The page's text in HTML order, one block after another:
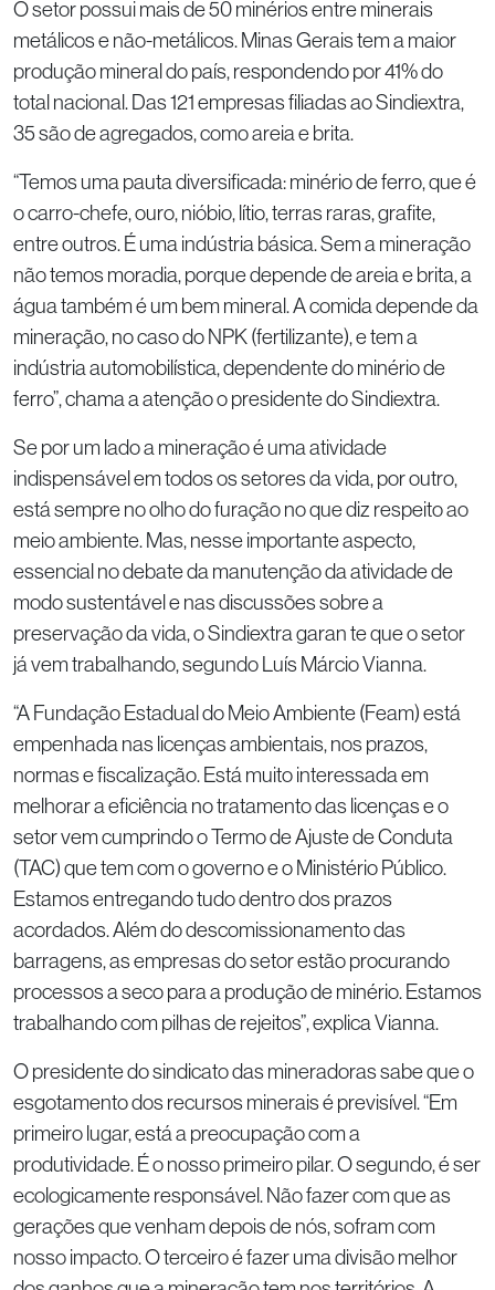
O setor possui mais de 50 minérios entre minerais
metálicos e não-metálicos. Minas Gerais tem a maior
produção mineral do país, respondendo por 41% do
total nacional. Das 121 empresas filiadas ao Sindiextra,
35 são de agregados, como areia e brita.
“Temos uma pauta diversificada: minério de ferro, que é
o carro-chefe, ouro, nióbio, lítio, terras raras, grafite,
entre outros. É uma indústria básica. Sem a mineração
não temos moradia, porque depende de areia e brita, a
água também é um bem mineral. A comida depende da
mineração, no caso do NPK (fertilizante), e tem a
indústria automobilística, dependente do minério de
ferro”, chama a atenção o presidente do Sindiextra.
Se por um lado a mineração é uma atividade
indispensável em todos os setores da vida, por outro,
está sempre no olho do furação no que diz respeito ao
meio ambiente. Mas, nesse importante aspecto,
essencial no debate da manutenção da atividade de
modo sustentável e nas discussões sobre a
preservação da vida, o Sindiextra garan te que o setor
já vem trabalhando, segundo Luís Márcio Vianna.
“A Fundação Estadual do Meio Ambiente (Feam) está
empenhada nas licenças ambientais, nos prazos,
normas e fiscalização. Está muito interessada em
melhorar a eficiência no tratamento das licenças e o
setor vem cumprindo o Termo de Ajuste de Conduta
(TAC) que tem com o governo e o Ministério Público.
Estamos entregando tudo dentro dos prazos
acordados. Além do descomissionamento das
barragens, as empresas do setor estão procurando
processos a seco para a produção de minério. Estamos
trabalhando com pilhas de rejeitos”, explica Vianna.
O presidente do sindicato das mineradoras sabe que o
esgotamento dos recursos minerais é previsível. “Em
primeiro lugar, está a preocupação com a
produtividade. É o nosso primeiro pilar. O segundo, é ser
ecologicamente responsável. Não fazer com que as
gerações que venham depois de nós, sofram com
nosso impacto. O terceiro é fazer uma divisão melhor